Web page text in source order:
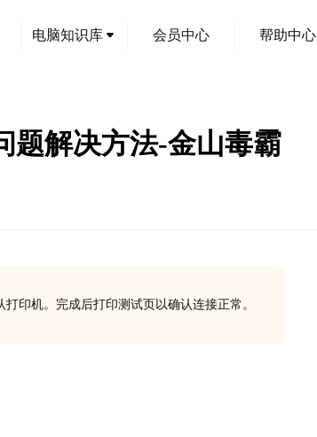
电脑知识库 会员中心 帮助中心
题解决方法-金山毒霸
印机。完成后打印测试页以确认连接正常。